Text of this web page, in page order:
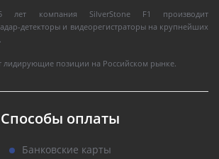
лет компания SilverStone F1 производит
детекторы и видеорегистраторы на крупнейших
лидирующие позиции на Российском рынке.
Способы оплаты
Банковские карты